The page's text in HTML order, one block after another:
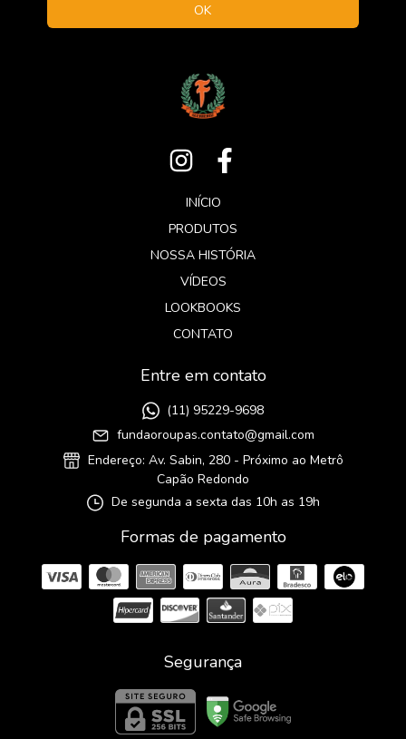
INÍCIO
PRODUTOS
NOSSA HISTÓRIA
VÍDEOS
LOOKBOOKS
CONTATO
Entre em contato
(11) 95229-9698
fundaoroupas.contato@gmail.com
Endereço: Av. Sabin, 280 - Próximo ao Metrô
Capão Redondo
De segunda a sexta das 10h as 19h
Formas de pagamento
Segurança